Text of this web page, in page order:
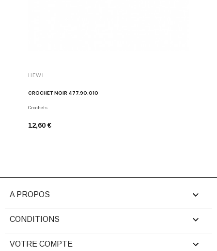
HEWI
CROCHET NOIR 477.90.010
Crochets
12,60 €
A PROPOS 
CONDITIONS 
VOTRE COMPTE 